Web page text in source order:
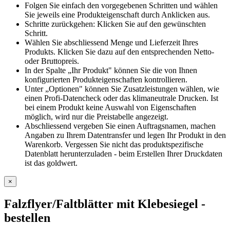
Folgen Sie einfach den vorgegebenen Schritten und wählen
Sie jeweils eine Produkteigenschaft durch Anklicken aus.
Schritte zurückgehen: Klicken Sie auf den gewünschten
Schritt.
Wählen Sie abschliessend Menge und Lieferzeit Ihres
Produkts. Klicken Sie dazu auf den entsprechenden Netto-
oder Bruttopreis.
In der Spalte „Ihr Produkt" können Sie die von Ihnen
konfigurierten Produkteigenschaften kontrollieren.
Unter „Optionen" können Sie Zusatzleistungen wählen, wie
einen Profi-Datencheck oder das klimaneutrale Drucken. Ist
bei einem Produkt keine Auswahl von Eigenschaften
möglich, wird nur die Preistabelle angezeigt.
Abschliessend vergeben Sie einen Auftragsnamen, machen
Angaben zu Ihrem Datentransfer und legen Ihr Produkt in den
Warenkorb. Vergessen Sie nicht das produktspezifische
Datenblatt herunterzuladen - beim Erstellen Ihrer Druckdaten
ist das goldwert.
×
Falzflyer/Faltblätter mit Klebesiegel -
bestellen